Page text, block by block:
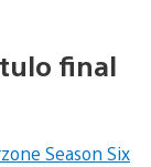
final